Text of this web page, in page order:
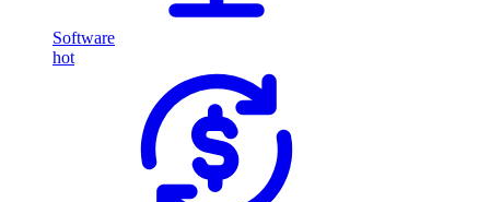
Software
hot